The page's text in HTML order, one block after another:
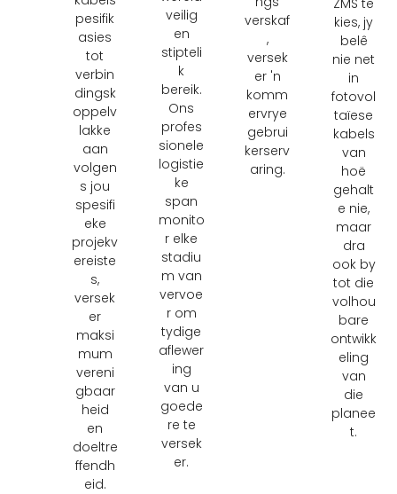
pesifik
asies
tot
verbin
dingsk
oppelv
lakke
aan
volgen
s jou
spesifi
eke
projekv
ereiste
s,
versek
er
maksi
mum
vereni
gbaar
heid
en
doeltre
ffendh
eid.
veilig
en
stipteli
k
bereik.
Ons
profes
sionele
logistie
ke
span
monito
r elke
stadiu
m van
vervoe
r om
tydige
aflewer
ing
van u
goede
re te
versek
er.
verskaf
,
versek
er 'n
komm
ervrye
gebrui
kerserv
aring.
kies, jy
belê
nie net
in
fotovol
taïese
kabels
van
hoë
gehalt
e nie,
maar
dra
ook by
tot die
volhou
bare
ontwikk
eling
van
die
planee
t.